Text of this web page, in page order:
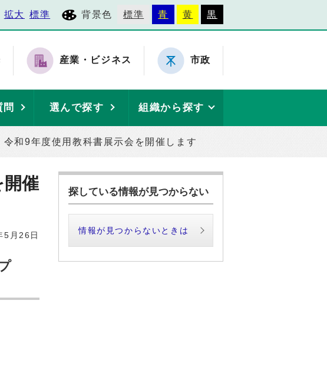
拡大 標準 背景色 標準 青 黄 黒
産業・ビジネス 市政
問 選んで探す 組織から探す
和9年度使用教科書展示会を開催します
催
5月26日
探している情報が見つからない
情報が見つからないときは